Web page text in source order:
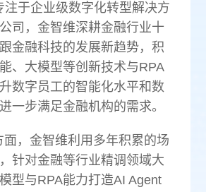
注于企业级数字化转型解决方
司，金智维深耕金融行业十
金融科技的发展新趋势，积
、大模型等创新技术与RPA
数字员工的智能化水平和数
一步满足金融机构的需求。
面，金智维利用多年积累的场
针对金融等行业精调领域大
型与RPA能力打造AI Agent